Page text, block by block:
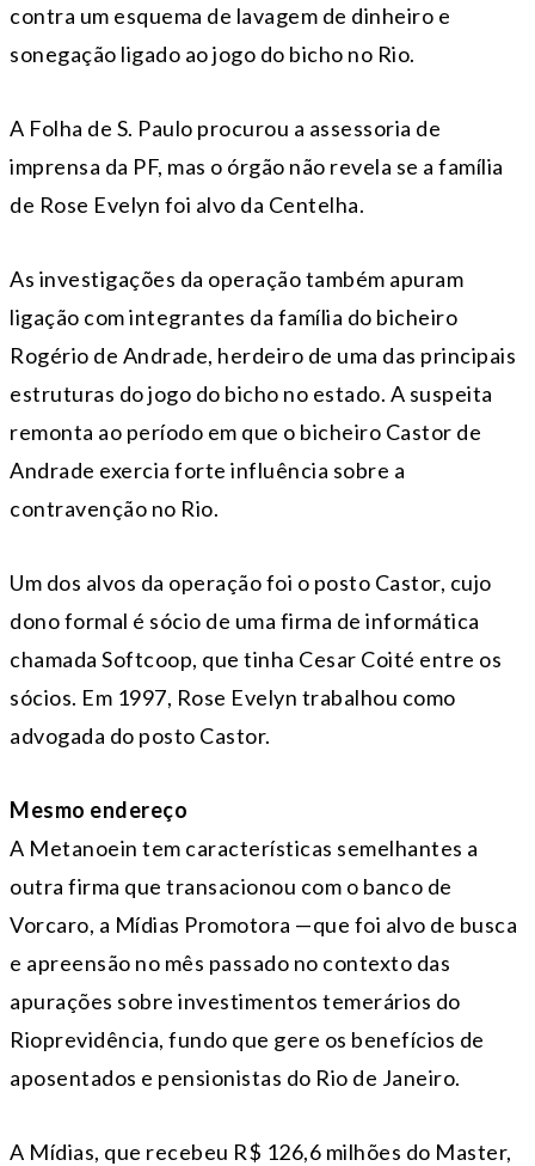
contra um esquema de lavagem de dinheiro e
sonegação ligado ao jogo do bicho no Rio.
A Folha de S. Paulo procurou a assessoria de
imprensa da PF, mas o órgão não revela se a família
de Rose Evelyn foi alvo da Centelha.
As investigações da operação também apuram
ligação com integrantes da família do bicheiro
Rogério de Andrade, herdeiro de uma das principais
estruturas do jogo do bicho no estado. A suspeita
remonta ao período em que o bicheiro Castor de
Andrade exercia forte influência sobre a
contravenção no Rio.
Um dos alvos da operação foi o posto Castor, cujo
dono formal é sócio de uma firma de informática
chamada Softcoop, que tinha Cesar Coité entre os
sócios. Em 1997, Rose Evelyn trabalhou como
advogada do posto Castor.
Mesmo endereço
A Metanoein tem características semelhantes a
outra firma que transacionou com o banco de
Vorcaro, a Mídias Promotora —que foi alvo de busca
e apreensão no mês passado no contexto das
apurações sobre investimentos temerários do
Rioprevidência, fundo que gere os benefícios de
aposentados e pensionistas do Rio de Janeiro.
A Mídias, que recebeu R$ 126,6 milhões do Master,